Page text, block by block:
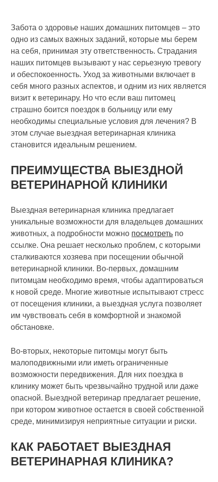
Забота о здоровье наших домашних питомцев – это
одно из самых важных заданий, которые мы берем
на себя, принимая эту ответственность. Страдания
наших питомцев вызывают у нас серьезную тревогу
и обеспокоенность. Уход за животными включает в
себя много разных аспектов, и одним из них является
визит к ветеринару. Но что если ваш питомец
страшно боится поездок в больницу или ему
необходимы специальные условия для лечения? В
этом случае выездная ветеринарная клиника
становится идеальным решением.
ПРЕИМУЩЕСТВА ВЫЕЗДНОЙ
ВЕТЕРИНАРНОЙ КЛИНИКИ
Выездная ветеринарная клиника предлагает
уникальные возможности для владельцев домашних
животных, а подробности можно посмотреть по
ссылке. Она решает несколько проблем, с которыми
сталкиваются хозяева при посещении обычной
ветеринарной клиники. Во-первых, домашним
питомцам необходимо время, чтобы адаптироваться
к новой среде. Многие животные испытывают стресс
от посещения клиники, а выездная услуга позволяет
им чувствовать себя в комфортной и знакомой
обстановке.
Во-вторых, некоторые питомцы могут быть
малоподвижными или иметь ограниченные
возможности передвижения. Для них поездка в
клинику может быть чрезвычайно трудной или даже
опасной. Выездной ветеринар предлагает решение,
при котором животное остается в своей собственной
среде, минимизируя неприятные ситуации и риски.
КАК РАБОТАЕТ ВЫЕЗДНАЯ
ВЕТЕРИНАРНАЯ КЛИНИКА?